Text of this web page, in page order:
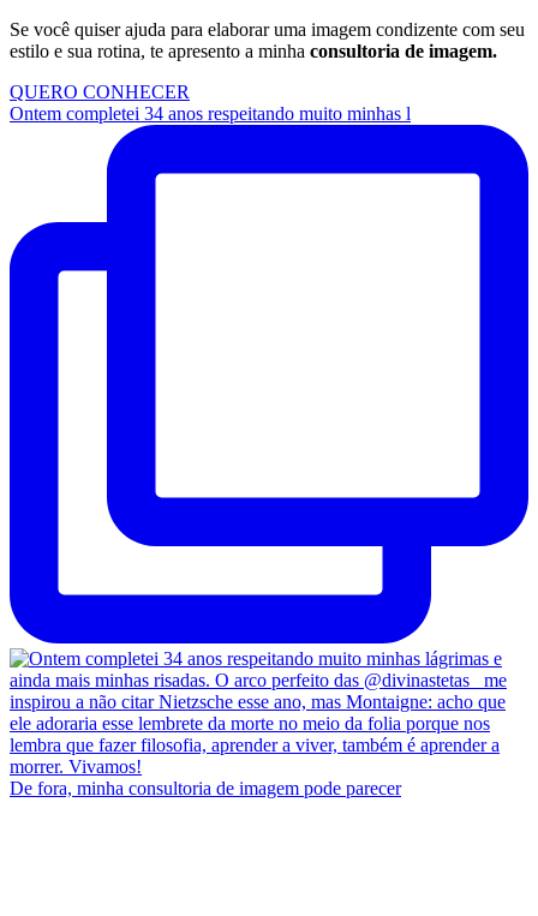
Se você quiser ajuda para elaborar uma imagem condizente com seu
estilo e sua rotina, te apresento a minha consultoria de imagem.
QUERO CONHECER
Ontem completei 34 anos respeitando muito minhas l
De fora, minha consultoria de imagem pode parecer